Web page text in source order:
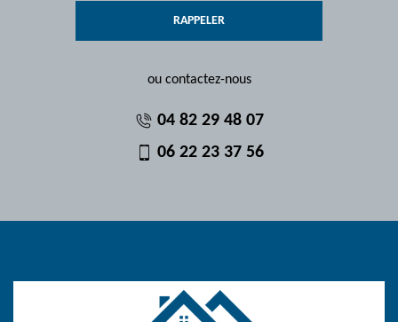
ou contactez-nous
04 82 29 48 07
06 22 23 37 56